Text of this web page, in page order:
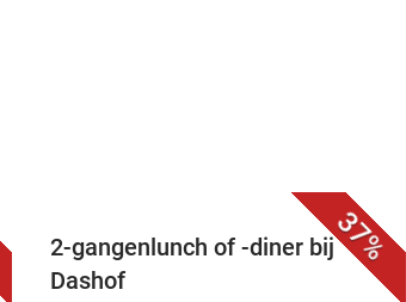
37%
2-gangenlunch of -diner bij
Dashof